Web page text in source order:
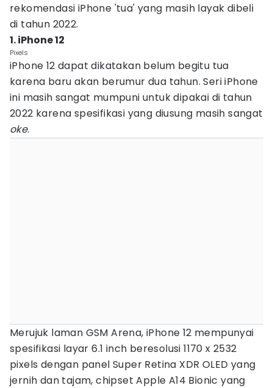
rekomendasi iPhone 'tua' yang masih layak dibeli
di tahun 2022.
1. iPhone 12
Pixels
iPhone 12 dapat dikatakan belum begitu tua
karena baru akan berumur dua tahun. Seri iPhone
ini masih sangat mumpuni untuk dipakai di tahun
2022 karena spesifikasi yang diusung masih sangat
oke.
Merujuk laman GSM Arena, iPhone 12 mempunyai
spesifikasi layar 6.1 inch beresolusi 1170 x 2532
pixels dengan panel Super Retina XDR OLED yang
jernih dan tajam, chipset Apple A14 Bionic yang